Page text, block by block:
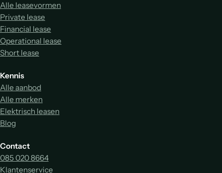
Alle leasevormen
Private lease
Financial lease
Operational lease
Short lease
Kennis
Alle aanbod
Alle merken
Elektrisch leasen
Blog
Contact
085 020 8664
Klantenservice